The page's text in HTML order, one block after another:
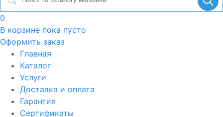
0
В корзине пока пусто
Оформить заказ
Главная
Каталог
Услуги
Доставка и оплата
Гарантия
Сертификаты